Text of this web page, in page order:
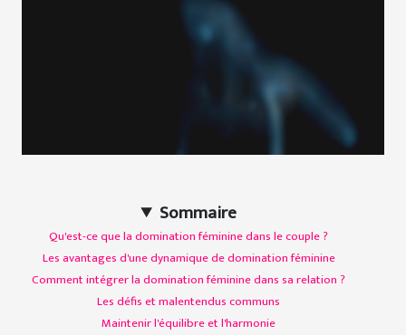
Sommaire
Qu'est-ce que la domination féminine dans le couple ?
Les avantages d'une dynamique de domination féminine
Comment intégrer la domination féminine dans sa relation ?
Les défis et malentendus communs
Maintenir l'équilibre et l'harmonie